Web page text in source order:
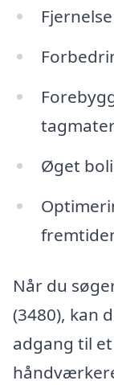
Øget
Når du
(3480), kan
adgang til